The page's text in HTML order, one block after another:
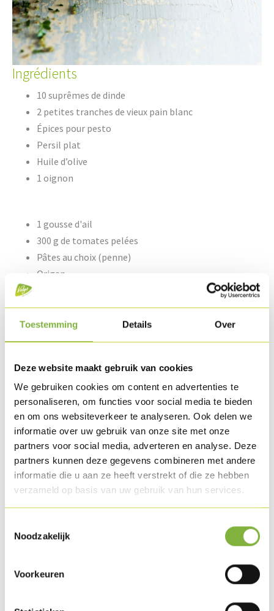
Toestemming Details Over
Deze website maakt gebruik van cookies
We gebruiken cookies om content en advertenties te
personaliseren, om functies voor social media te bieden
en om ons websiteverkeer te analyseren. Ook delen we
informatie over uw gebruik van onze site met onze
partners voor social media, adverteren en analyse. Deze
partners kunnen deze gegevens combineren met andere
informatie die u aan ze heeft verstrekt of die ze hebben
verzameld op basis van uw gebruik van hun services.
Noodzakelijk
Voorkeuren
Ingrédients
10 suprêmes de dinde
2 petites tranches de vieux pain blanc
Épices pour pesto
Persil plat
Huile d’olive
1 oignon
1 gousse d'ail
300 g de tomates pelées
Pâtes au choix (penne)
Origan
Méthode de préparation
épices pour pesto et le persil plat. Ajoutez un peu d'huile
d’olive et mixez brièvement.
Disposez le pesto au pain sur du papier sulfurisé et faites-le
cuire brièvement au four à 180°C.
Faites cuire les suprêmes de dinde à 180°C. jusqu'à ce qu'ils
soient joliment dorés.
Ajoutez les tomates pelées, le poivre, l'origan et le sel.